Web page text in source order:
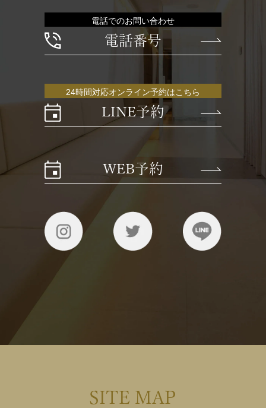
電話でのお問い合わせ
電話番号
24時間対応オンライン予約はこちら
LINE予約
WEB予約
SITE MAP